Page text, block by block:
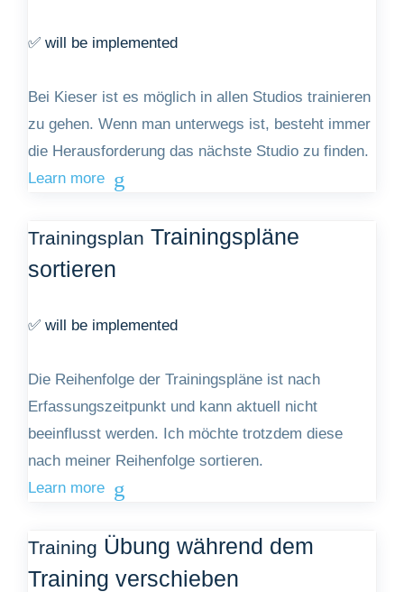
✅ will be implemented
Bei Kieser ist es möglich in allen Studios trainieren
zu gehen. Wenn man unterwegs ist, besteht immer
die Herausforderung das nächste Studio zu finden.
Learn more
Trainingsplan Trainingspläne
sortieren
✅ will be implemented
Die Reihenfolge der Trainingspläne ist nach
Erfassungszeitpunkt und kann aktuell nicht
beeinflusst werden. Ich möchte trotzdem diese
nach meiner Reihenfolge sortieren.
Learn more
Training Übung während dem
Training verschieben